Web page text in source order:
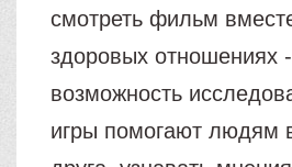
смотреть фильм
здоровых отношениях
возможность
игры помогают людям